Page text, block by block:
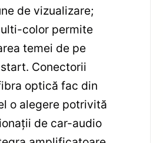
de vizualizare;
color permite
temei de pe
Conectorii
optică fac din
o alegere potrivită
de car-audio